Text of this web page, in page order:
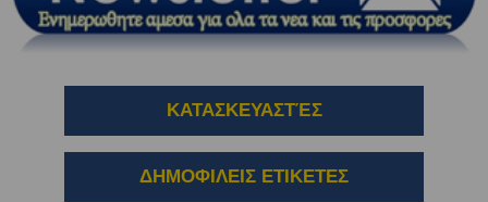
ΚΑΤΑΣΚΕΥΑΣΤΈΣ
ΔΗΜΟΦΙΛΕΙΣ ΕΤΙΚΕΤΕΣ